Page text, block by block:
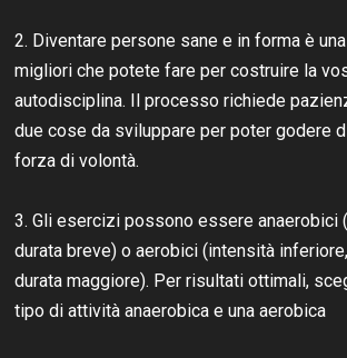
2. Diventare persone sane e in forma è
migliori che potete fare per costruire la
autodisciplina. Il processo richiede
due cose da sviluppare per poter godere
forza di volontà.
3. Gli esercizi possono essere anaerobici
durata breve) o aerobici (intensità inferiore,
durata maggiore). Per risultati ottimali,
tipo di attività anaerobica e una aerobica